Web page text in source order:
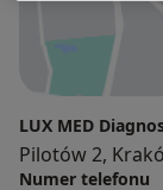
LUX MED
Pilotów 2,
Numer telefonu